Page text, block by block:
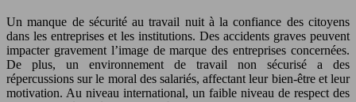
Un manque de sécurité au travail nuit à la confiance des citoyens
dans les entreprises et les institutions. Des accidents graves peuvent
impacter gravement l’image de marque des entreprises concernées.
De plus, un environnement de travail non sécurisé a des
répercussions sur le moral des salariés, affectant leur bien-être et leur
motivation. Au niveau international, un faible niveau de respect des